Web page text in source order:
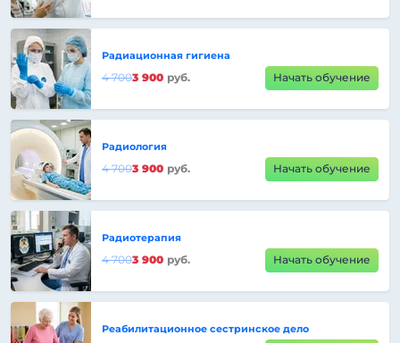
Радиационная гигиена
4 7003 900 руб. Начать обучение
Радиология
4 7003 900 руб. Начать обучение
Радиотерапия
4 7003 900 руб. Начать обучение
Реабилитационное сестринское дело